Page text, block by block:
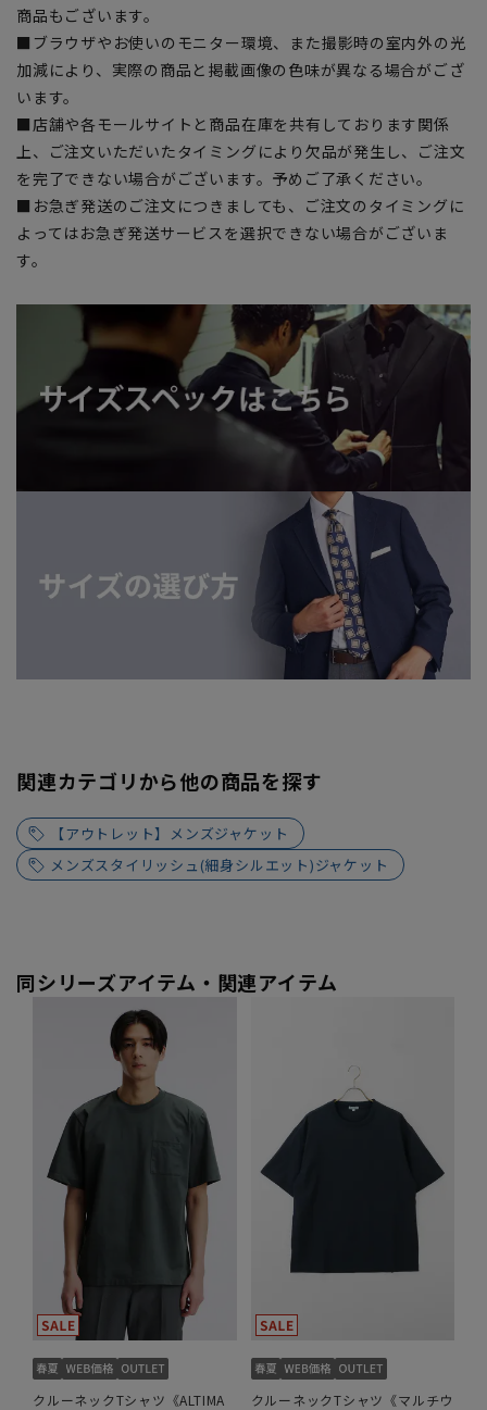
商品もございます。
■ブラウザやお使いのモニター環境、また撮影時の室内外の光
加減により、実際の商品と掲載画像の色味が異なる場合がござ
います。
■店舗や各モールサイトと商品在庫を共有しております関係
上、ご注文いただいたタイミングにより欠品が発生し、ご注文
を完了できない場合がございます。予めご了承ください。
■お急ぎ発送のご注文につきましても、ご注文のタイミングに
よってはお急ぎ発送サービスを選択できない場合がございま
す。
関連カテゴリから他の商品を探す
【アウトレット】メンズジャケット
メンズスタイリッシュ(細身シルエット)ジャケット
同シリーズアイテム・関連アイテム
クルーネックTシャツ《ALTIMA クルーネックTシャツ《マルチウ